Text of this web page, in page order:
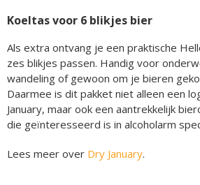
Koeltas voor 6 blikjes bier
Als extra ontvang je een praktische
zes blikjes passen. Handig voor
wandeling of gewoon om je bieren
Daarmee is dit pakket niet alleen een
January, maar ook een aantrekkelijk
die geïnteresseerd is in alcoholarm
Lees meer over Dry January.